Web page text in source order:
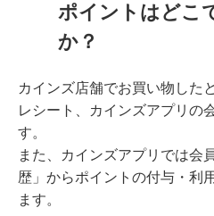
ポイントはどこ
か？
カインズ店舗でお買い物した
レシート、カインズアプリの
す。
また、カインズアプリでは会
歴」からポイントの付与・利
ます。